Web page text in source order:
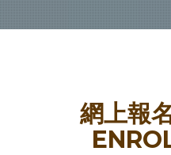
網上報